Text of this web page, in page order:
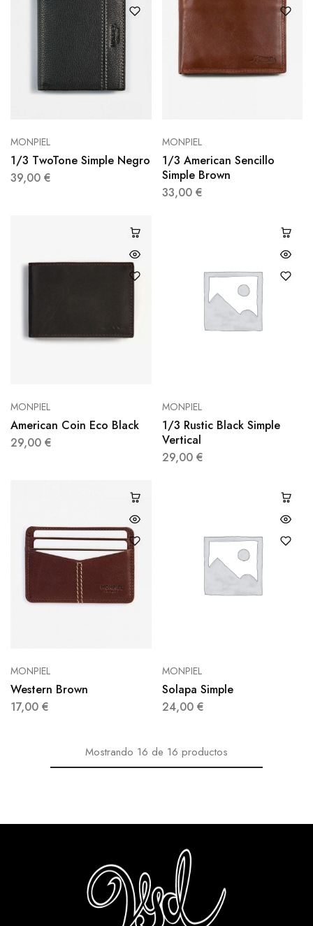
MONPIEL
1/3 TwoTone Simple Negro
39,00 €
MONPIEL
1/3 American Sencillo
Simple Brown
33,00 €
MONPIEL
American Coin Eco Black
29,00 €
MONPIEL
1/3 Rustic Black Simple
Vertical
29,00 €
MONPIEL
Western Brown
17,00 €
MONPIEL
Solapa Simple
24,00 €
Mostrando 16 de 16 productos